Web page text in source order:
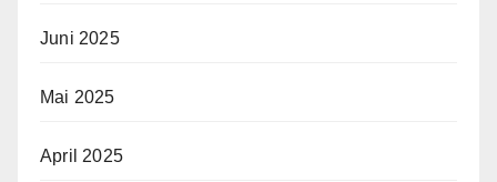
Juni 2025
Mai 2025
April 2025